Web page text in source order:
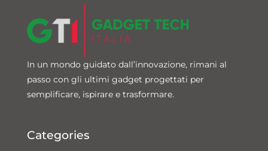
In un mondo guidato dall’innovazione, rimani al
passo con gli ultimi gadget progettati per
semplificare, ispirare e trasformare.
Categories